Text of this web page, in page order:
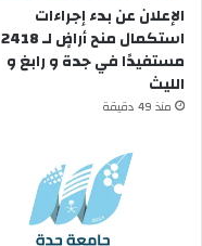
الإعلان عن ‏بدء إجراءات
استكمال منح أراضٍ لـ 2418
مستفيدًا في ⁧‫جدة‬⁩ و ⁧‫رابغ‬⁩ و
منذ 49 دقيقة